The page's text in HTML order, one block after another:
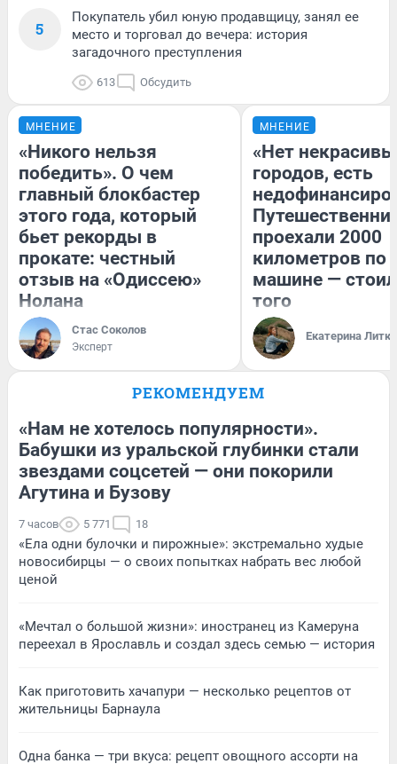
5
Покупатель убил юную продавщицу, занял ее
место и торговал до вечера: история
загадочного преступления
613 Обсудить
МНЕНИЕ
«Никого нельзя
победить». О чем
главный блокбастер
этого года, который
бьет рекорды в
прокате: честный
отзыв на «Одиссею»
Нолана
Стас Соколов
Эксперт
МНЕНИЕ
«Нет
городов, есть
проехали 2000
километров по
машине —
того
Екатерина
РЕКОМЕНДУЕМ
«Нам не хотелось популярности».
Бабушки из уральской глубинки стали
звездами соцсетей — они покорили
Агутина и Бузову
7 часов 5 771 18
«Ела одни булочки и пирожные»: экстремально худые
новосибирцы — о своих попытках набрать вес любой
ценой
«Мечтал о большой жизни»: иностранец из Камеруна
переехал в Ярославль и создал здесь семью — история
Как приготовить хачапури — несколько рецептов от
жительницы Барнаула
Одна банка — три вкуса: рецепт овощного ассорти на